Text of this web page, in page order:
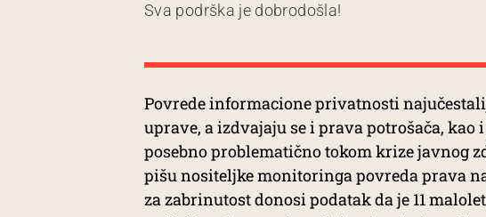
Sva podrška je dobrodošla!
Povrede informacione privatnosti
uprave, a izdvajaju se i prava potrošača, kao
posebno problematično tokom krize javnog
pišu nositeljke monitoringa povreda prava
za zabrinutost donosi podatak da je 11